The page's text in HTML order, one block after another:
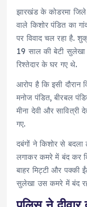
झारखंड के कोडरमा जिले
वाले किशोर पंडित का
पर विवाद चल रहा है.
19 साल की बेटी
रिश्तेदार के घर गए थे.
आरोप है कि इसी दौरान
मनोज पंडित, बीरबल
मीना देवी और
गए.
दबंगों ने किशोर से
लगाकर कमरे में बंद कर
बाहर मिट्टी और पक्की
सुलेखा उस कमरे में बंद